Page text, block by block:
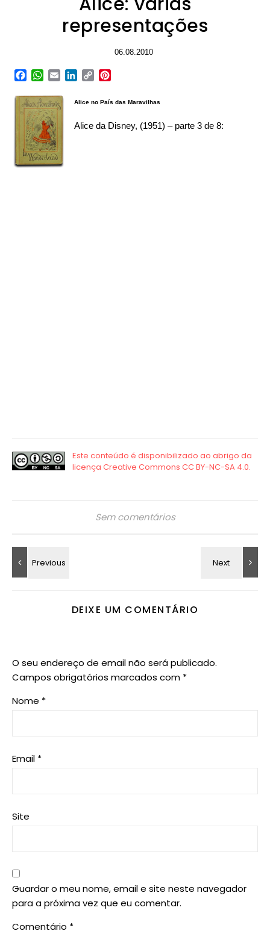
representações
06.08.2010
Facebook
WhatsApp
EmailLinkedIn
Copy
Alice no País das Maravilhas
Alice da Disney, (1951) – parte 3 de 8:
Sem comentários
DEIXE UM COMENTÁRIO
O seu endereço de email não será publicado.
Campos obrigatórios marcados com *
Nome *
Email *
Site
Guardar o meu nome, email e site neste navegador
para a próxima vez que eu comentar.
Comentário *